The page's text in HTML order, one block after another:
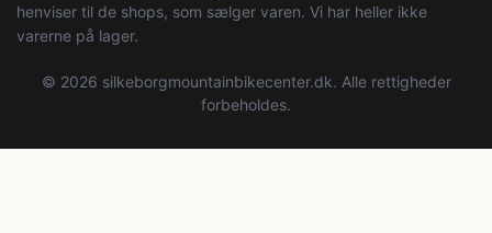
henviser til de shops, som sælger varen. Vi har heller ikke
varerne på lager.
© 2026 silkeborgmountainbikecenter.dk. Alle rettigheder
forbeholdes.